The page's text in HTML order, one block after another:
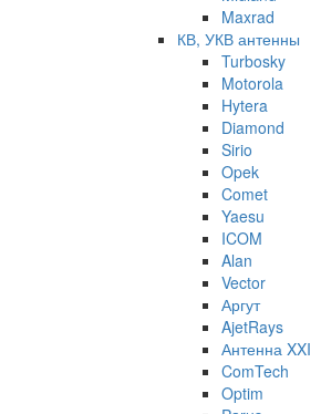
Maxrad
КВ, УКВ антенны
Turbosky
Motorola
Hytera
Diamond
Sirio
Opek
Comet
Yaesu
ICOM
Alan
Vector
Аргут
AjetRays
Антенна XXI
ComTech
Optim